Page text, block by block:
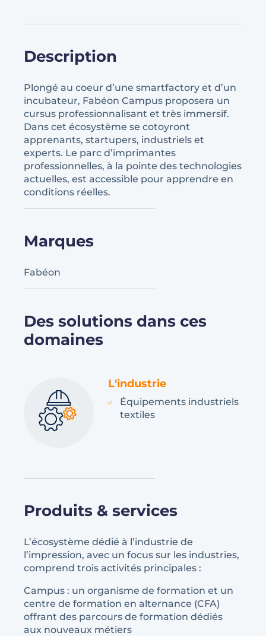
Description
Plongé au coeur d’une smartfactory et d’un
incubateur, Fabéon Campus proposera un
cursus professionnalisant et très immersif.
Dans cet écosystème se cotoyront
apprenants, startupers, industriels et
experts. Le parc d’imprimantes
professionnelles, à la pointe des technologies
actuelles, est accessible pour apprendre en
conditions réelles.
Marques
Fabéon
Des solutions dans ces
domaines
L'industrie
Équipements industriels
textiles
Produits & services
L’écosystème dédié à l’industrie de
l’impression, avec un focus sur les industries,
comprend trois activités principales :
Campus : un organisme de formation et un
centre de formation en alternance (CFA)
offrant des parcours de formation dédiés
aux nouveaux métiers